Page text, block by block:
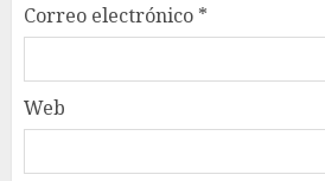
Correo electrónico *
Web